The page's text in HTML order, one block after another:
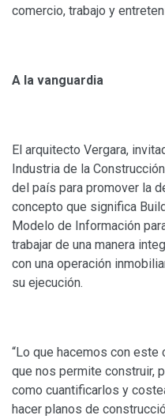
comercio, trabajo y
A la vanguardia
El arquitecto Vergara,
Industria de la
del país para promover la
concepto que significa
Modelo de Información
trabajar de una manera
con una operación
su ejecución.
“Lo que hacemos con
que nos permite construir,
como cuantificarlos y
hacer planos de